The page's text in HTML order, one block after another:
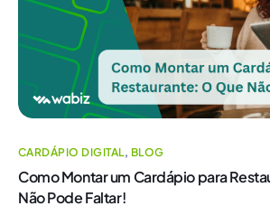
CARDÁPIO DIGITAL, BLOG
Como Montar um Cardápio para
Não Pode Faltar!